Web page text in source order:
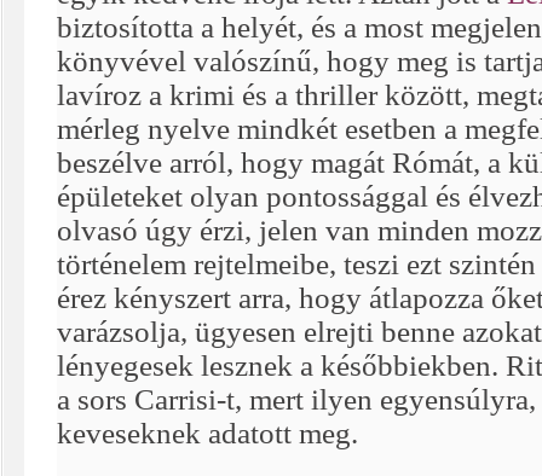
biztosította a helyét, és a most
könyvével valószínű, hogy meg is
lavíroz a krimi és a thriller között,
mérleg nyelve mindkét esetben a
beszélve arról, hogy magát Rómát, a
épületeket olyan pontossággal és
olvasó úgy érzi, jelen van minden
történelem rejtelmeibe, teszi ezt
érez kényszert arra, hogy átlapozza
varázsolja, ügyesen elrejti benne
lényegesek lesznek a későbbiekben.
a sors Carrisi-t, mert ilyen
keveseknek adatott meg.